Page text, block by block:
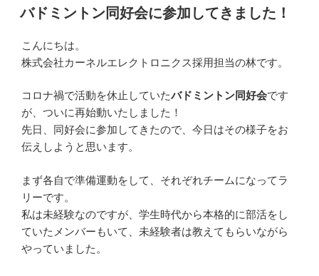
日:
バドミントン同好会に参加してきました！
こんにちは。
株式会社カーネルエレクトロニクス採用担当の林です。
コロナ禍で活動を休止していたバドミントン同好会です
が、ついに再始動いたしました！
先日、同好会に参加してきたので、今日はその様子をお
伝えしようと思います。
まず各自で準備運動をして、それぞれチームになってラ
リーです。
私は未経験なのですが、学生時代から本格的に部活をし
ていたメンバーもいて、未経験者は教えてもらいながら
やっていました。